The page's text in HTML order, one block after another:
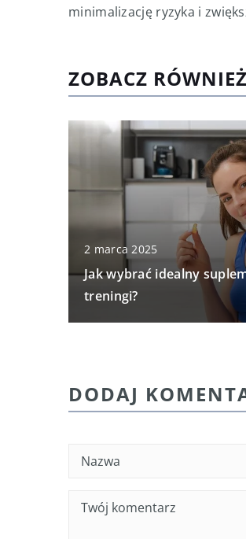
minimalizację ryzyka i
ZOBACZ RÓWNIEŻ
2 marca 2025
Jak wybrać idealny
treningi?
DODAJ